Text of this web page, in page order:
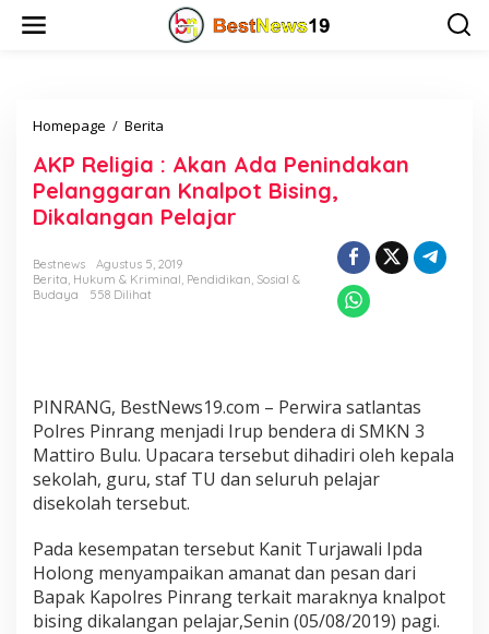
Homepage / Berita
P
R
e
l
g
i
n
A
d
a
P
e
n
d
a
k
AKP Religia : Akan Ada Penindakan
Pelanggaran Knalpot Bising,
Dikalangan Pelajar
Bestnews
Agustus 5, 2019
Berita, Hukum & Kriminal, Pendidikan, Sosial &
Budaya
558 Dilihat
PINRANG, BestNews19.com – Perwira satlantas
Polres Pinrang menjadi Irup bendera di SMKN 3
Mattiro Bulu. Upacara tersebut dihadiri oleh kepala
sekolah, guru, staf TU dan seluruh pelajar
disekolah tersebut.
Pada kesempatan tersebut Kanit Turjawali Ipda
Holong menyampaikan amanat dan pesan dari
Bapak Kapolres Pinrang terkait maraknya knalpot
bising dikalangan pelajar,Senin (05/08/2019) pagi.